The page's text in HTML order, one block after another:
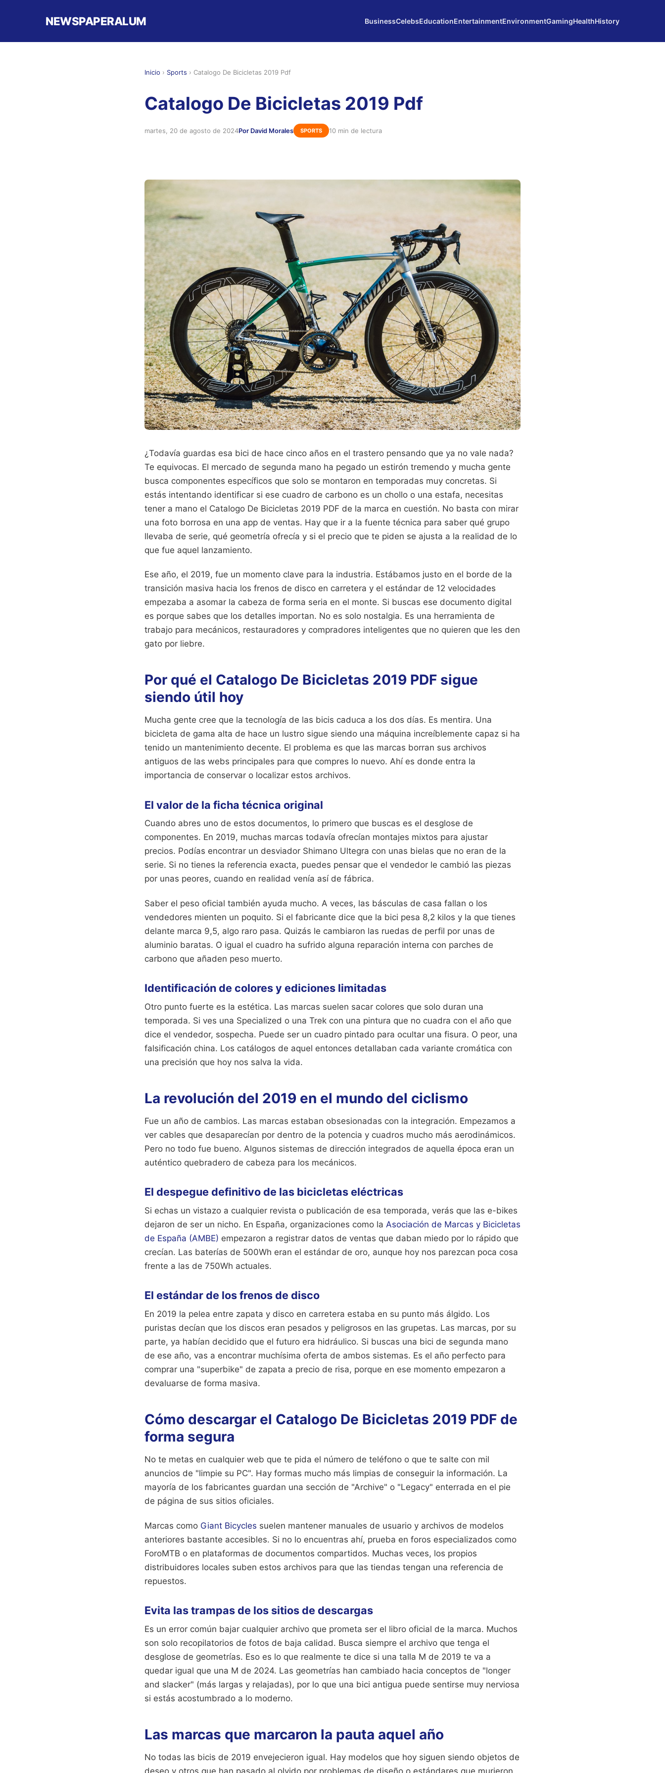
NEWSPAPERALUM BusinessCelebsEducationEntertainmentEnvironmentGamingHealthHistory
Inicio › Sports › Catalogo De Bicicletas 2019 Pdf
Catalogo De Bicicletas 2019 Pdf
martes, 20 de agosto de 2024Por David Morales SPORTS 10 min de lectura
¿Todavía guardas esa bici de hace cinco años en el trastero pensando que ya no vale nada?
Te equivocas. El mercado de segunda mano ha pegado un estirón tremendo y mucha gente
busca componentes específicos que solo se montaron en temporadas muy concretas. Si
estás intentando identificar si ese cuadro de carbono es un chollo o una estafa, necesitas
tener a mano el Catalogo De Bicicletas 2019 PDF de la marca en cuestión. No basta con mirar
una foto borrosa en una app de ventas. Hay que ir a la fuente técnica para saber qué grupo
llevaba de serie, qué geometría ofrecía y si el precio que te piden se ajusta a la realidad de lo
que fue aquel lanzamiento.
Ese año, el 2019, fue un momento clave para la industria. Estábamos justo en el borde de la
transición masiva hacia los frenos de disco en carretera y el estándar de 12 velocidades
empezaba a asomar la cabeza de forma seria en el monte. Si buscas ese documento digital
es porque sabes que los detalles importan. No es solo nostalgia. Es una herramienta de
trabajo para mecánicos, restauradores y compradores inteligentes que no quieren que les den
gato por liebre.
Por qué el Catalogo De Bicicletas 2019 PDF sigue
siendo útil hoy
Mucha gente cree que la tecnología de las bicis caduca a los dos días. Es mentira. Una
bicicleta de gama alta de hace un lustro sigue siendo una máquina increíblemente capaz si ha
tenido un mantenimiento decente. El problema es que las marcas borran sus archivos
antiguos de las webs principales para que compres lo nuevo. Ahí es donde entra la
importancia de conservar o localizar estos archivos.
El valor de la ficha técnica original
Cuando abres uno de estos documentos, lo primero que buscas es el desglose de
componentes. En 2019, muchas marcas todavía ofrecían montajes mixtos para ajustar
precios. Podías encontrar un desviador Shimano Ultegra con unas bielas que no eran de la
serie. Si no tienes la referencia exacta, puedes pensar que el vendedor le cambió las piezas
por unas peores, cuando en realidad venía así de fábrica.
Saber el peso oficial también ayuda mucho. A veces, las básculas de casa fallan o los
vendedores mienten un poquito. Si el fabricante dice que la bici pesa 8,2 kilos y la que tienes
delante marca 9,5, algo raro pasa. Quizás le cambiaron las ruedas de perfil por unas de
aluminio baratas. O igual el cuadro ha sufrido alguna reparación interna con parches de
carbono que añaden peso muerto.
Identificación de colores y ediciones limitadas
Otro punto fuerte es la estética. Las marcas suelen sacar colores que solo duran una
temporada. Si ves una Specialized o una Trek con una pintura que no cuadra con el año que
dice el vendedor, sospecha. Puede ser un cuadro pintado para ocultar una fisura. O peor, una
falsificación china. Los catálogos de aquel entonces detallaban cada variante cromática con
una precisión que hoy nos salva la vida.
La revolución del 2019 en el mundo del ciclismo
Fue un año de cambios. Las marcas estaban obsesionadas con la integración. Empezamos a
ver cables que desaparecían por dentro de la potencia y cuadros mucho más aerodinámicos.
Pero no todo fue bueno. Algunos sistemas de dirección integrados de aquella época eran un
auténtico quebradero de cabeza para los mecánicos.
El despegue definitivo de las bicicletas eléctricas
Si echas un vistazo a cualquier revista o publicación de esa temporada, verás que las e-bikes
dejaron de ser un nicho. En España, organizaciones como la Asociación de Marcas y Bicicletas
de España (AMBE) empezaron a registrar datos de ventas que daban miedo por lo rápido que
crecían. Las baterías de 500Wh eran el estándar de oro, aunque hoy nos parezcan poca cosa
frente a las de 750Wh actuales.
El estándar de los frenos de disco
En 2019 la pelea entre zapata y disco en carretera estaba en su punto más álgido. Los
puristas decían que los discos eran pesados y peligrosos en las grupetas. Las marcas, por su
parte, ya habían decidido que el futuro era hidráulico. Si buscas una bici de segunda mano
de ese año, vas a encontrar muchísima oferta de ambos sistemas. Es el año perfecto para
comprar una "superbike" de zapata a precio de risa, porque en ese momento empezaron a
devaluarse de forma masiva.
Cómo descargar el Catalogo De Bicicletas 2019 PDF de
forma segura
No te metas en cualquier web que te pida el número de teléfono o que te salte con mil
anuncios de "limpie su PC". Hay formas mucho más limpias de conseguir la información. La
mayoría de los fabricantes guardan una sección de "Archive" o "Legacy" enterrada en el pie
de página de sus sitios oficiales.
Marcas como Giant Bicycles suelen mantener manuales de usuario y archivos de modelos
anteriores bastante accesibles. Si no lo encuentras ahí, prueba en foros especializados como
ForoMTB o en plataformas de documentos compartidos. Muchas veces, los propios
distribuidores locales suben estos archivos para que las tiendas tengan una referencia de
repuestos.
Evita las trampas de los sitios de descargas
Es un error común bajar cualquier archivo que prometa ser el libro oficial de la marca. Muchos
son solo recopilatorios de fotos de baja calidad. Busca siempre el archivo que tenga el
desglose de geometrías. Eso es lo que realmente te dice si una talla M de 2019 te va a
quedar igual que una M de 2024. Las geometrías han cambiado hacia conceptos de "longer
and slacker" (más largas y relajadas), por lo que una bici antigua puede sentirse muy nerviosa
si estás acostumbrado a lo moderno.
Las marcas que marcaron la pauta aquel año
No todas las bicis de 2019 envejecieron igual. Hay modelos que hoy siguen siendo objetos de
deseo y otros que han pasado al olvido por problemas de diseño o estándares que murieron